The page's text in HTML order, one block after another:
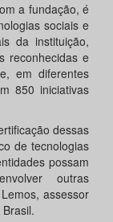
a fundação, é
sociais e
da instituição,
reconhecidas e
em diferentes
850 iniciativas
dessas
de tecnologias
possam
outras
assessor